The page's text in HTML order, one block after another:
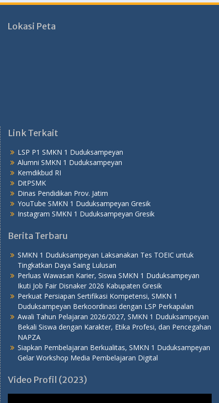
Lokasi Peta
Link Terkait
LSP P1 SMKN 1 Duduksampeyan
Alumni SMKN 1 Duduksampeyan
Kemdikbud RI
DitPSMK
Dinas Pendidikan Prov. Jatim
YouTube SMKN 1 Duduksampeyan Gresik
Instagram SMKN 1 Duduksampeyan Gresik
Berita Terbaru
SMKN 1 Duduksampeyan Laksanakan Tes TOEIC untuk
Tingkatkan Daya Saing Lulusan
Perluas Wawasan Karier, Siswa SMKN 1 Duduksampeyan
Ikuti Job Fair Disnaker 2026 Kabupaten Gresik
Perkuat Persiapan Sertifikasi Kompetensi, SMKN 1
Duduksampeyan Berkoordinasi dengan LSP Perkapalan
Awali Tahun Pelajaran 2026/2027, SMKN 1 Duduksampeyan
Bekali Siswa dengan Karakter, Etika Profesi, dan Pencegahan
NAPZA
Siapkan Pembelajaran Berkualitas, SMKN 1 Duduksampeyan
Gelar Workshop Media Pembelajaran Digital
Video Profil (2023)